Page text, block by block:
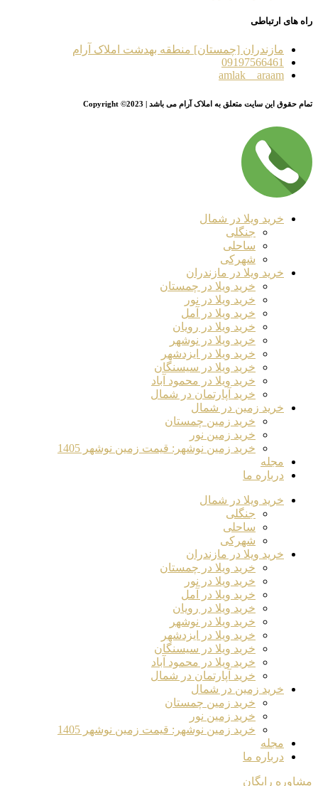
راه های ارتباطی
مازندران [چمستان] منطقه بهدشت املاک آرام
09197566461
amlak__araam
تمام حقوق این سایت متعلق به املاک آرام می باشد | Copyright ©2023
خرید ویلا در شمال
جنگلی
ساحلی
شهرکی
خرید ویلا در مازندران
خرید ویلا در چمستان
خرید ویلا در نور
خرید ویلا در آمل
خرید ویلا در رویان
خرید ویلا در نوشهر
خرید ویلا در ایزدشهر
خرید ویلا در سیسنگان
خرید ویلا در محمود آباد
خرید آپارتمان در شمال
خرید زمین در شمال
خرید زمین چمستان
خرید زمین نور
خرید زمین نوشهر: قیمت زمین نوشهر 1405
مجله
درباره ما
خرید ویلا در شمال
جنگلی
ساحلی
شهرکی
خرید ویلا در مازندران
خرید ویلا در چمستان
خرید ویلا در نور
خرید ویلا در آمل
خرید ویلا در رویان
خرید ویلا در نوشهر
خرید ویلا در ایزدشهر
خرید ویلا در سیسنگان
خرید ویلا در محمود آباد
خرید آپارتمان در شمال
خرید زمین در شمال
خرید زمین چمستان
خرید زمین نور
خرید زمین نوشهر: قیمت زمین نوشهر 1405
مجله
درباره ما
مشاوره رایگان